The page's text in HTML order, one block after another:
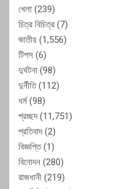
খেলা (239)
চিত্র বিচিত্র (7)
জাতীয় (1,556)
টিপস (6)
দুর্ঘটনা (98)
দুর্নীতি(112)
ধর্ম(98)
প্রচ্ছদ(11,751)
প্রতিবাদ(2)
বিজ্ঞপ্তি(1)
বিনোদন (280)
রাজধানী (219)